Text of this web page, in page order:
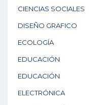
CIENCIAS SOCIALES
DISEÑO GRAFICO
ECOLOGÍA
EDUCACIÓN
EDUCACIÓN
ELECTRÓNICA